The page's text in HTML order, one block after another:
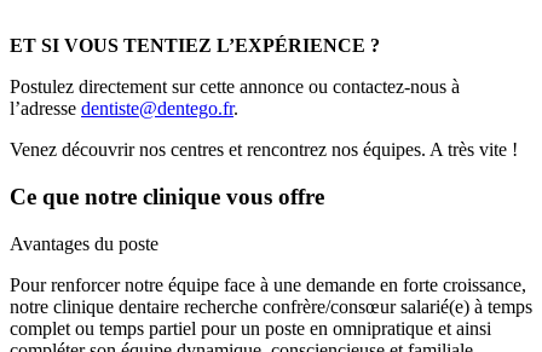
ET SI VOUS TENTIEZ L’EXPÉRIENCE ?
Postulez directement sur cette annonce ou contactez-nous à
l’adresse dentiste@dentego.fr.
Venez découvrir nos centres et rencontrez nos équipes. A très vite !
Ce que notre clinique vous offre
Avantages du poste
Pour renforcer notre équipe face à une demande en forte croissance,
notre clinique dentaire recherche confrère/consœur salarié(e) à temps
complet ou temps partiel pour un poste en omnipratique et ainsi